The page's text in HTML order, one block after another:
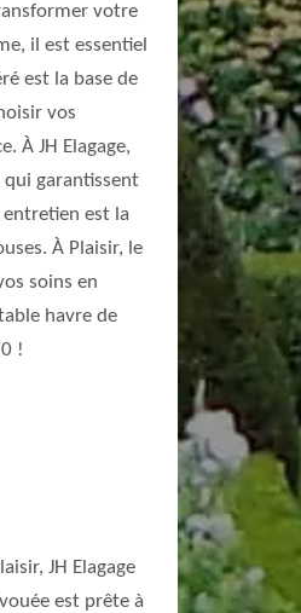
votre
il est essentiel
est la base de
vos
À JH Elagage,
qui garantissent
est la
À Plaisir, le
soins en
havre de
!
JH Elagage
est prête à